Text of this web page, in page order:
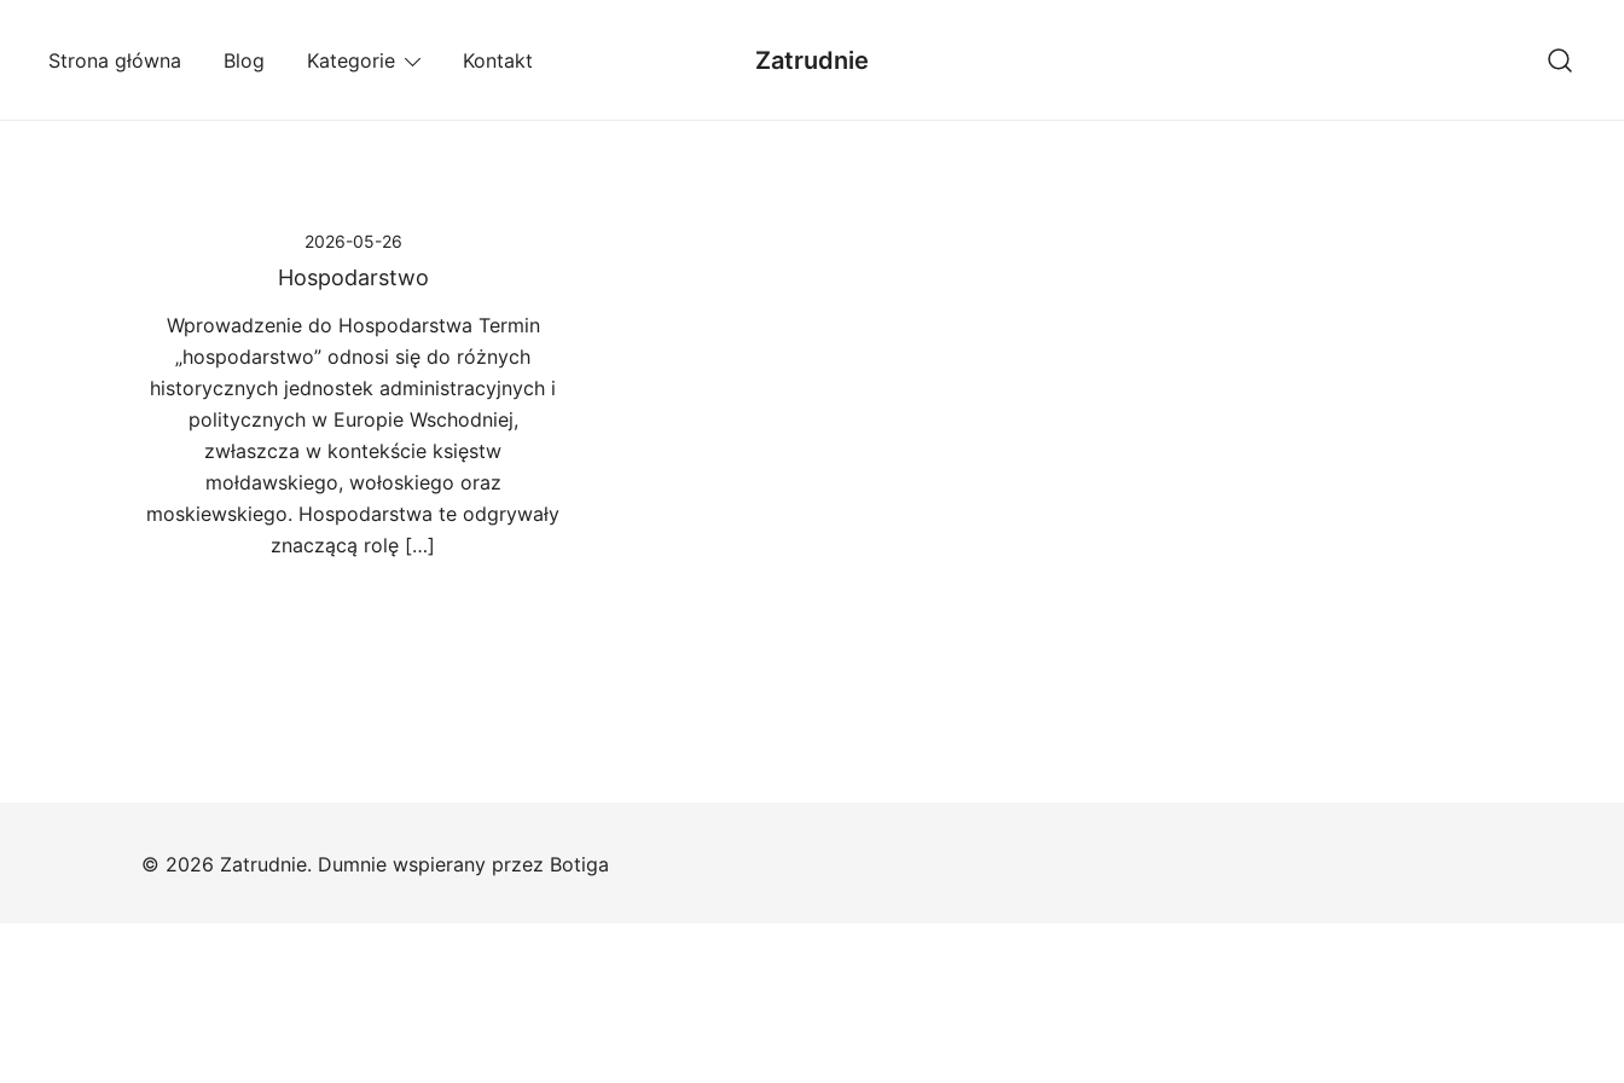
Strona główna Blog Kategorie Kontakt Zatrudnie
2026-05-26
Hospodarstwo
Wprowadzenie do Hospodarstwa Termin
„hospodarstwo” odnosi się do różnych
historycznych jednostek administracyjnych i
politycznych w Europie Wschodniej,
zwłaszcza w kontekście księstw
mołdawskiego, wołoskiego oraz
moskiewskiego. Hospodarstwa te odgrywały
znaczącą rolę […]
© 2026 Zatrudnie. Dumnie wspierany przez Botiga